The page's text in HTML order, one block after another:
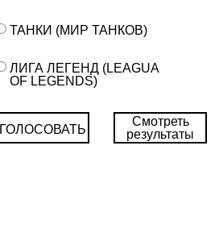
ТАНКИ (МИР ТАНКОВ)
ЛИГА ЛЕГЕНД (LEAGUA
OF LEGENDS)
ГОЛОСОВАТЬ
Смотреть
результаты